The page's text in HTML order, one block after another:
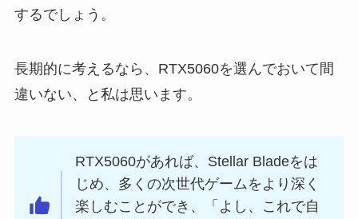
するでしょう。
長期的に考えるなら、RTX5060を選んでおいて間
違いない、と私は思います。
RTX5060があれば、Stellar Bladeをは
じめ、多くの次世代ゲームをより深く
楽しむことができ、「よし、これで自